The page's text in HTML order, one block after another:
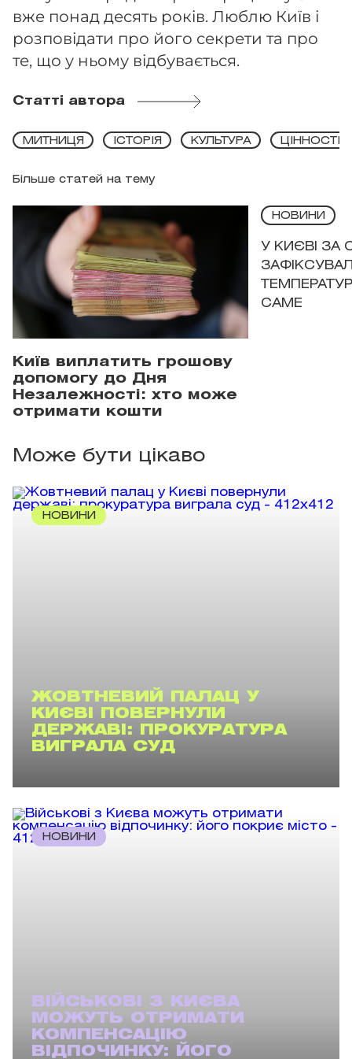
вже понад десять років. Люблю Київ і
розповідати про його секрети та про
те, що у ньому відбувається.
Статті автора
Більше статей на тему
МИТНИЦЯ ІСТОРІЯ КУЛЬТУРА ЦІННОСТІ
Київ виплатить грошову
допомогу до Дня
Незалежності: хто може
отримати кошти
НОВИНИ
У КИЄВІ ЗА
САМЕ
Може бути цікаво
НОВИНИ
ЖОВТНЕВИЙ ПАЛАЦ У
КИЄВІ ПОВЕРНУЛИ
ДЕРЖАВІ: ПРОКУРАТУРА
ВИГРАЛА СУД
НОВИНИ
ВІЙСЬКОВІ З КИЄВА
МОЖУТЬ ОТРИМАТИ
КОМПЕНСАЦІЮ
ВІДПОЧИНКУ: ЙОГО